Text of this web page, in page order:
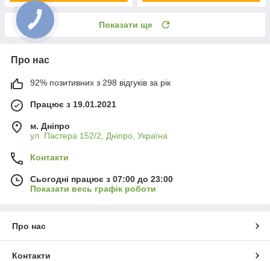
Показати ще
Про нас
92% позитивних з 298 відгуків за рік
Працює з 19.01.2021
м. Дніпро
ул. Пастера 152/2, Дніпро, Україна
Контакти
Сьогодні працює з 07:00 до 23:00
Показати весь графік роботи
Про нас
Контакти